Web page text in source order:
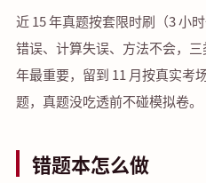
近 15 年真题按套限时刷（3 小
错误、计算失误、方法不会，
年最重要，留到 11 月按真实考
题，真题没吃透前不碰模拟卷。
错题本怎么做